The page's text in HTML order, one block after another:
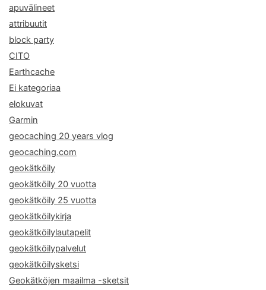
apuvälineet
attribuutit
block party
CITO
Earthcache
Ei kategoriaa
elokuvat
Garmin
geocaching 20 years vlog
geocaching.com
geokätköily
geokätköily 20 vuotta
geokätköily 25 vuotta
geokätköilykirja
geokätköilylautapelit
geokätköilypalvelut
geokätköilysketsi
Geokätköjen maailma -sketsit